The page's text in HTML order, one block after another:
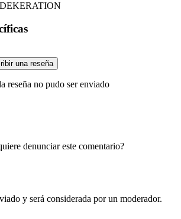
una reseña
reseña no pudo ser enviado
denunciar este comentario?
y será considerada por un moderador.